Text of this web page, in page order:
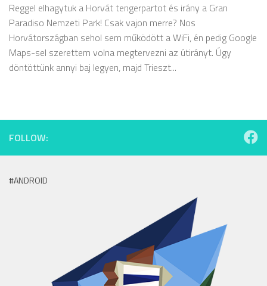
Reggel elhagytuk a Horvát tengerpartot és irány a Gran
Paradiso Nemzeti Park! Csak vajon merre? Nos
Horvátországban sehol sem működött a WiFi, én pedig Google
Maps-sel szerettem volna megtervezni az útirányt. Úgy
döntöttünk annyi baj legyen, majd Trieszt...
FOLLOW:
#ANDROID